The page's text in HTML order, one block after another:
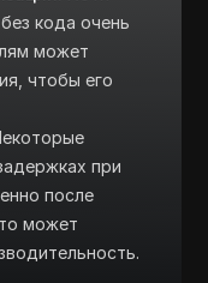
кода очень
может
чтобы его
при
после
может